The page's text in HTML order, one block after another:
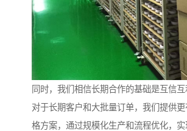
同时，我们相信长期合作的基础是互信互
对于长期客户和大批量订单，我们提供
格方案，通过规模化生产和流程优化，实